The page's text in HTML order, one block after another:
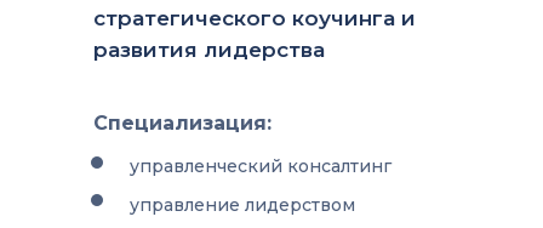
стратегического коучинга и
развития лидерства
Специализация:
управленческий консалтинг
управление лидерством